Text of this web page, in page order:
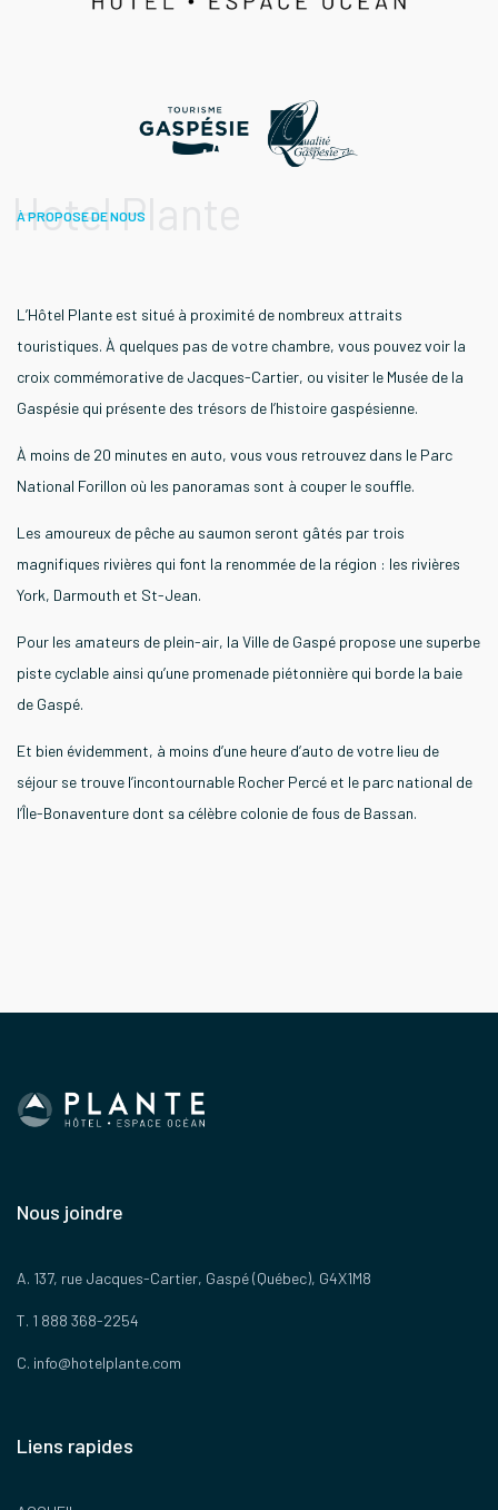
À PROPOSE DE NOUS
Hotel Plante
L’Hôtel Plante est situé à proximité de nombreux attraits
touristiques. À quelques pas de votre chambre, vous pouvez voir la
croix commémorative de Jacques-Cartier, ou visiter le Musée de la
Gaspésie qui présente des trésors de l’histoire gaspésienne.
À moins de 20 minutes en auto, vous vous retrouvez dans le Parc
National Forillon où les panoramas sont à couper le souffle.
Les amoureux de pêche au saumon seront gâtés par trois
magnifiques rivières qui font la renommée de la région : les rivières
York, Darmouth et St-Jean.
Pour les amateurs de plein-air, la Ville de Gaspé propose une superbe
piste cyclable ainsi qu’une promenade piétonnière qui borde la baie
de Gaspé.
Et bien évidemment, à moins d’une heure d’auto de votre lieu de
séjour se trouve l’incontournable Rocher Percé et le parc national de
l’Île-Bonaventure dont sa célèbre colonie de fous de Bassan.
Nous joindre
A. 137, rue Jacques-Cartier, Gaspé (Québec), G4X1M8
T. 1 888 368-2254
C. info@hotelplante.com
Liens rapides